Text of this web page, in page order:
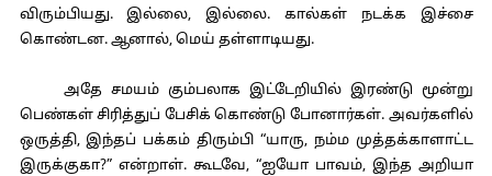
விரும்பியது. இல்லை, இல்லை. கால்கள் நடக்க இச்சை
கொண்டன. ஆனால், மெய் தள்ளாடியது.
அதே சமயம் கும்பலாக இட்டேறியில் இரண்டு மூன்று
பெண்கள் சிரித்துப் பேசிக் கொண்டு போனார்கள். அவர்களில்
ஒருத்தி, இந்தப் பக்கம் திரும்பி “யாரு, நம்ம முத்தக்காளாட்ட
இருக்குகா?” என்றாள். கூடவே, “ஐயோ பாவம், இந்த அறியா